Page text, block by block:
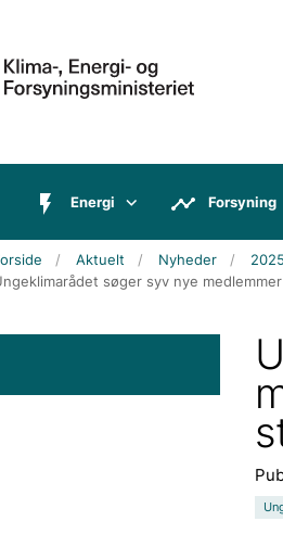
Energi Forsyning
Aktuelt Nyheder 2025
søger syv nye